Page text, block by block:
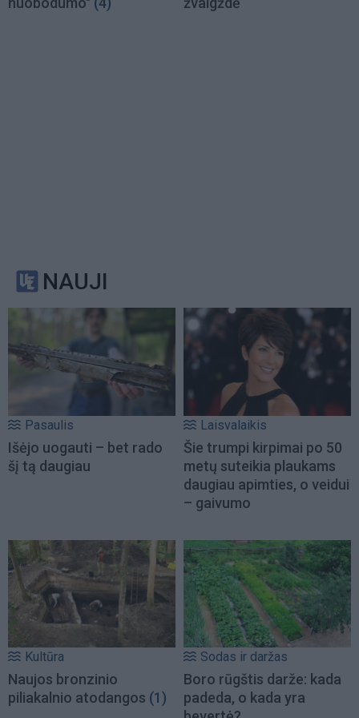
NAUJI
Pasaulis
Išėjo uogauti – bet rado
šį tą daugiau
Laisvalaikis
Šie trumpi kirpimai po 50
metų suteikia plaukams
daugiau apimties, o veidui
– gaivumo
Kultūra
Naujos bronzinio
piliakalnio atodangos (1)
Sodas ir daržas
Boro rūgštis darže: kada
padeda, o kada yra